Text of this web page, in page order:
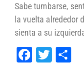
Sabe tumbarse,
la vuelta alrededor
sienta a su
Facebook